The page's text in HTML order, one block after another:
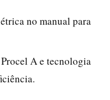
no manual para
A e tecnologia